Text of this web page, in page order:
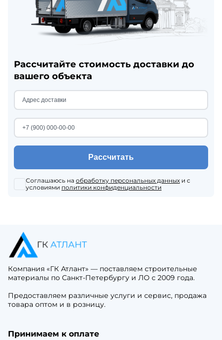
Рассчитайте стоимость доставки до
вашего объекта
Рассчитать
Соглашаюсь на обработку персональных данных и с
условиями политики конфиденциальности
Компания «ГК Атлант» — поставляем строительные
материалы по Санкт-Петербургу и ЛО с 2009 года.
Предоставляем различные услуги и сервис, продажа
товара оптом и в розницу.
Принимаем к оплате